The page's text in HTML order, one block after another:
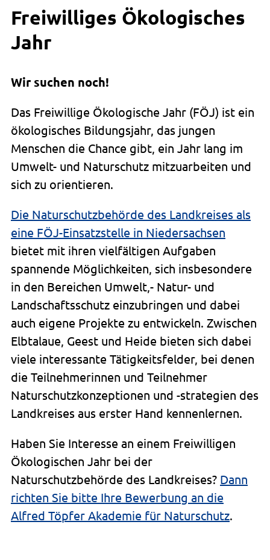
Freiwilliges Ökologisches
Jahr
Wir suchen noch!
Das Freiwillige Ökologische Jahr (FÖJ) ist ein
ökologisches Bildungsjahr, das jungen
Menschen die Chance gibt, ein Jahr lang im
Umwelt- und Naturschutz mitzuarbeiten und
sich zu orientieren.
Die Naturschutzbehörde des Landkreises als
eine FÖJ-Einsatzstelle in Niedersachsen
bietet mit ihren vielfältigen Aufgaben
spannende Möglichkeiten, sich insbesondere
in den Bereichen Umwelt,- Natur- und
Landschaftsschutz einzubringen und dabei
auch eigene Projekte zu entwickeln. Zwischen
Elbtalaue, Geest und Heide bieten sich dabei
viele interessante Tätigkeitsfelder, bei denen
die Teilnehmerinnen und Teilnehmer
Naturschutzkonzeptionen und -strategien des
Landkreises aus erster Hand kennenlernen.
Haben Sie Interesse an einem Freiwilligen
Ökologischen Jahr bei der
Naturschutzbehörde des Landkreises? Dann
richten Sie bitte Ihre Bewerbung an die
Alfred Töpfer Akademie für Naturschutz.